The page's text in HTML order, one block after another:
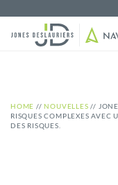
HOME // NOUVELLES //
RISQUES COMPLEXES AVEC
DES RISQUES.